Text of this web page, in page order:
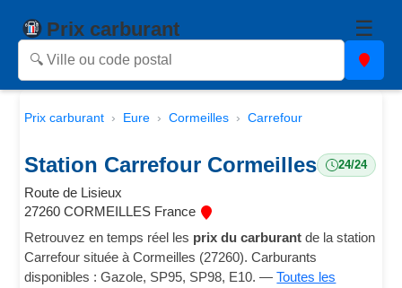
Prix carburant ☰
Prix carburant Eure Cormeilles Carrefour
Station Carrefour Cormeilles 24/24
Route de Lisieux
27260 CORMEILLES France
Retrouvez en temps réel les prix du carburant de la station
Carrefour située à Cormeilles (27260). Carburants
disponibles : Gazole, SP95, SP98, E10. —Toutes les